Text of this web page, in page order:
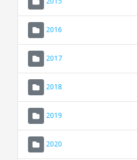
2016
2017
2018
2019
2020